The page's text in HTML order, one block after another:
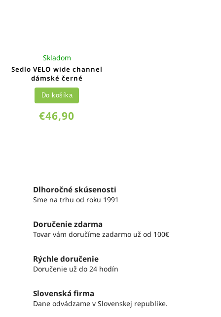
Sedlo VELO wide channel
dámské černé
Skladom
€46,90
Do košíka
Dlhoročné skúsenosti
Sme na trhu od roku 1991
Doručenie zdarma
Tovar vám doručíme zadarmo už od 100€
Rýchle doručenie
Doručenie už do 24 hodín
Slovenská firma
Dane odvádzame v Slovenskej republike.